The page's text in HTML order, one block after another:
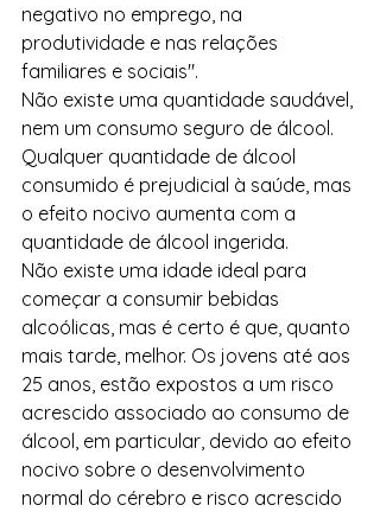
negativo no emprego, na
produtividade e nas relações
familiares e sociais".
Não existe uma quantidade saudável,
nem um consumo seguro de álcool.
Qualquer quantidade de álcool
consumido é prejudicial à saúde, mas
o efeito nocivo aumenta com a
quantidade de álcool ingerida.
Não existe uma idade ideal para
começar a consumir bebidas
alcoólicas, mas é certo é que, quanto
mais tarde, melhor. Os jovens até aos
25 anos, estão expostos a um risco
acrescido associado ao consumo de
álcool, em particular, devido ao efeito
nocivo sobre o desenvolvimento
normal do cérebro e risco acrescido